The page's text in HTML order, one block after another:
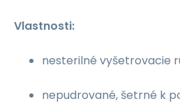
Vlastnosti:
nesterilné vyšetrovacie
nepudrované, šetrné k